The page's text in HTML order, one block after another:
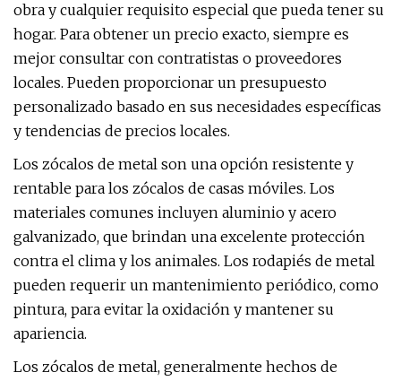
obra y cualquier requisito especial que pueda tener su
hogar. Para obtener un precio exacto, siempre es
mejor consultar con contratistas o proveedores
locales. Pueden proporcionar un presupuesto
personalizado basado en sus necesidades específicas
y tendencias de precios locales.
Los zócalos de metal son una opción resistente y
rentable para los zócalos de casas móviles. Los
materiales comunes incluyen aluminio y acero
galvanizado, que brindan una excelente protección
contra el clima y los animales. Los rodapiés de metal
pueden requerir un mantenimiento periódico, como
pintura, para evitar la oxidación y mantener su
apariencia.
Los zócalos de metal, generalmente hechos de